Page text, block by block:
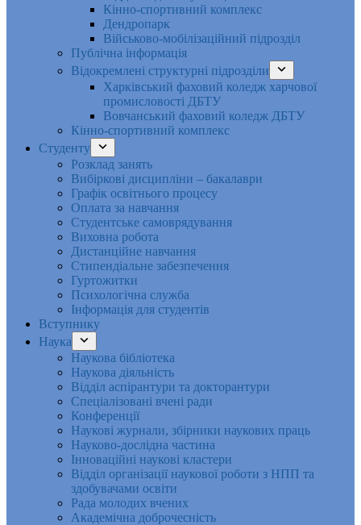
Кінно-спортивний комплекс
Дендропарк
Військово-мобілізаційний підрозділ
Публічна інформація
Відокремлені структурні підрозділи
Харківський фаховий коледж харчової
промисловості ДБТУ
Вовчанський фаховий коледж ДБТУ
Кінно-спортивний комплекс
Студенту
Розклад занять
Вибіркові дисципліни – бакалаври
Графік освітнього процесу
Оплата за навчання
Студентське самоврядування
Виховна робота
Дистанційне навчання
Стипендіальне забезпечення
Гуртожитки
Психологічна служба
Інформація для студентів
Вступнику
Наука
Наукова бібліотека
Наукова діяльність
Відділ аспірантури та докторантури
Спеціалізовані вчені ради
Конференції
Наукові журнали, збірники наукових праць
Науково-дослідна частина
Інноваційні наукові кластери
Відділ організації наукової роботи з НПП та
здобувачами освіти
Рада молодих вчених
Академічна доброчесність